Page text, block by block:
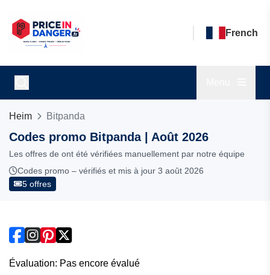
French
Heim Bitpanda
Codes promo Bitpanda | Août 2026
Les offres de ont été vérifiées manuellement par notre équipe
Codes promo – vérifiés et mis à jour 3 août 2026
5 offres
Évaluation: Pas encore évalué